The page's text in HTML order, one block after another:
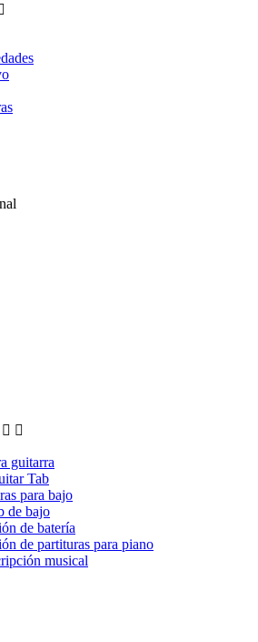
 
guitarra
Tab
para bajo
de bajo
de batería
de partituras para piano
musical